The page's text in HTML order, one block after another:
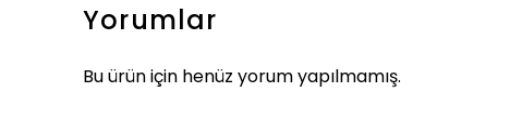
Yorumlar
Bu ürün için henüz yorum yapılmamış.